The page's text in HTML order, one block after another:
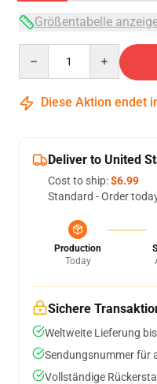
Größentabelle
Diese Aktion endet
Deliver to United
Cost to ship:$6.99
Standard - Order
Production
Today
Sichere
Weltweite Lieferung
Sendungsnummer für
Vollständige